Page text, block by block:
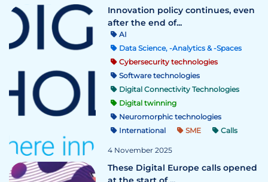
Innovation policy continues, even
after the end of...
AI
Data Science, -Analytics & -Spaces
Cybersecurity technologies
Software technologies
Digital Connectivity Technologies
Digital twinning
Neuromorphic technologies
International
SME Calls
4 November 2025
These Digital Europe calls opened